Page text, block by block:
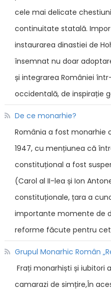
cele mai delicate
continuitate statală.
instaurarea dinastiei de
însemnat nu doar
și integrarea României
occidentală, de inspirație
De ce monarhie?
România a fost monarhie
1947, cu mențiunea că
constituțional a fost
(Carol al II-lea și Ion
constituționale, țara a
importante momente de
reforme făcute pentru
Grupul Monarhic Român
Frați monarhiști și iubitori
camarazi de simțire,În